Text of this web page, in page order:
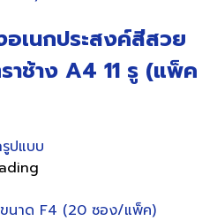
เนกประสงค์สีสวย
าช้าง A4 11 รู (แพ็ค
ปแบบ
multiple